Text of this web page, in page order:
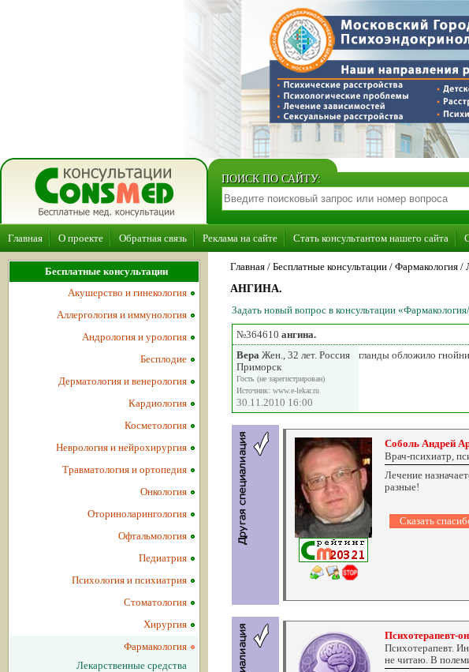
ПОИСК ПО САЙТУ:
Главная О проекте Обратная связь Реклама на сайте Стать консультантом нашего сайта
Главная / Бесплатные консультации / Фармакология /
АНГИНА.
Задать новый вопрос в консультации
№364610 ангина.
Вера Жен., 32 лет. Россия
Приморск
Гость (не зарегистрирован)
Источник: www.e-lekar.ru
30.11.2010 16:00
гланды обложило
Соболь Андрей
Врач-психиатр,
Лечение
разные!
Психотерапевт-
Психотерапевт.
не читаю. В
Бесплатные консультации
Акушерство и гинекология
Аллергология и иммунология
Андрология и урология
Бесплодие
Дерматология и венерология
Кардиология
Косметология
Неврология и нейрохирургия
Травматология и ортопедия
Онкология
Оториноларингология
Офтальмология
Педиатрия
Психология и психиатрия
Стоматология
Хирургия
Фармакология
Лекарственные средства